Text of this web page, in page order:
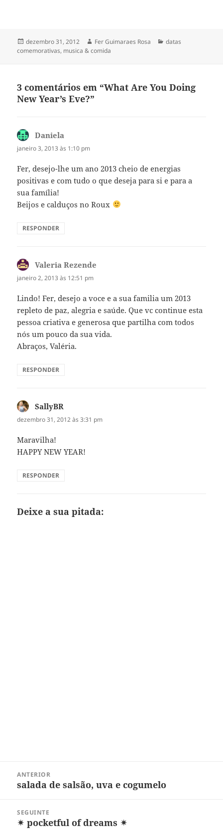
Publicado
em
dezembro 31, 2012 Autor
Fer Guimaraes Rosa Categorias
datas
comemorativas, musica & comida
3 comentários em “What Are You Doing
New Year’s Eve?”
Daniela
janeiro 3, 2013 às 1:10 pm
Fer, desejo-lhe um ano 2013 cheio de energias
positivas e com tudo o que deseja para si e para a
sua família!
Beijos e calduços no Roux
RESPONDER
Valeria Rezende
janeiro 2, 2013 às 12:51 pm
Lindo! Fer, desejo a voce e a sua familia um 2013
repleto de paz, alegria e saúde. Que vc continue esta
pessoa criativa e generosa que partilha com todos
nós um pouco da sua vida.
Abraços, Valéria.
RESPONDER
SallyBR
dezembro 31, 2012 às 3:31 pm
Maravilha!
HAPPY NEW YEAR!
RESPONDER
Deixe a sua pitada:
ANTERIOR
Post
salada de salsão, uva e cogumelo
SEGUINTE
Próximo
✴ pocketful of dreams ✴